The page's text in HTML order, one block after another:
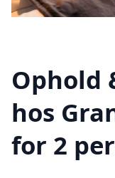
Ophold
hos
for 2